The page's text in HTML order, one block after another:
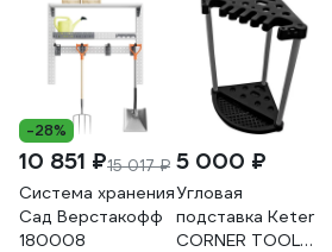
-28%
10 851 ₽15 017 ₽
Система хранения
Сад Верстакофф
180008
5 000 ₽
Угловая
подставка Keter
CORNER TOOL